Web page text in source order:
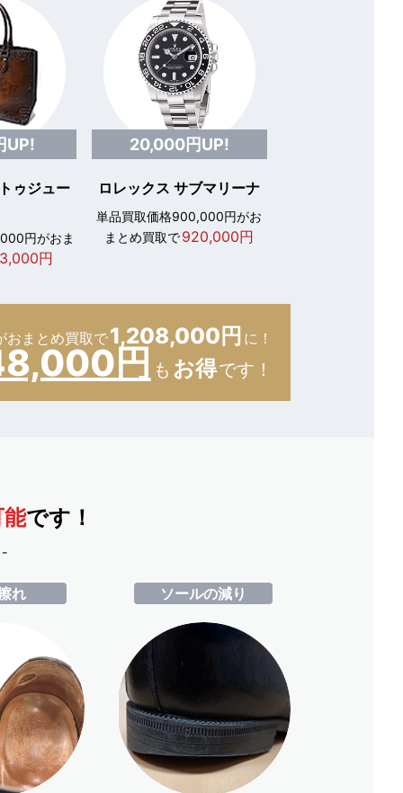
UP!
ゥジュー
円がおま
円
20,000円UP!
ロレックス サブマリーナ
単品買取価格900,000円がお
まとめ買取で920,000円
おまとめ買取で1,208,000円 に！
円 も お得です！
です！
-
れ ソールの減り